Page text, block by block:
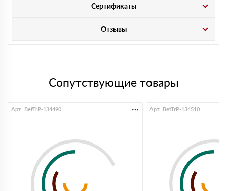
Сертификаты
Отзывы
Сопутствующие товары
Арт. BetTrP-134490 Арт. BetTrP-134510